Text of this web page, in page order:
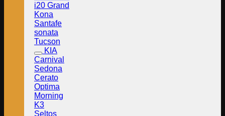
i20 Grand
Kona
Santafe
sonata
Tucson
KIA
Carnival
Sedona
Cerato
Optima
Morning
K3
Seltos